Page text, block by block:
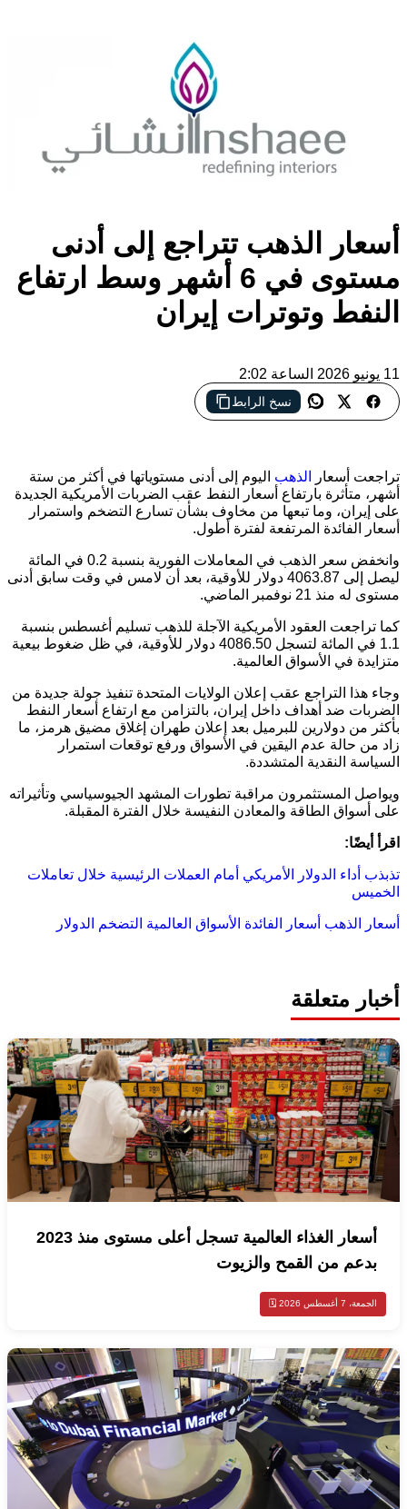
أسعار الذهب تتراجع إلى أدنى
مستوى في 6 أشهر وسط ارتفاع
النفط وتوترات إيران
11 يونيو 2026 الساعة 2:02
نسخ الرابط
الذهب يتراجع إلى أدنى مستوياته في أكثر من ستة أشهر مع ضغوط
تراجعت أسعار الذهب اليوم إلى أدنى مستوياتها في أكثر من ستة
أشهر، متأثرة بارتفاع أسعار النفط عقب الضربات الأمريكية الجديدة
على إيران، وما تبعها من مخاوف بشأن تسارع التضخم واستمرار
أسعار الفائدة المرتفعة لفترة أطول.
وانخفض سعر الذهب في المعاملات الفورية بنسبة 0.2 في المائة
ليصل إلى 4063.87 دولار للأوقية، بعد أن لامس في وقت سابق أدنى
مستوى له منذ 21 نوفمبر الماضي.
كما تراجعت العقود الأمريكية الآجلة للذهب تسليم أغسطس بنسبة
1.1 في المائة لتسجل 4086.50 دولار للأوقية، في ظل ضغوط بيعية
متزايدة في الأسواق العالمية.
وجاء هذا التراجع عقب إعلان الولايات المتحدة تنفيذ جولة جديدة من
الضربات ضد أهداف داخل إيران، بالتزامن مع ارتفاع أسعار النفط
بأكثر من دولارين للبرميل بعد إعلان طهران إغلاق مضيق هرمز، ما
زاد من حالة عدم اليقين في الأسواق ورفع توقعات استمرار
السياسة النقدية المتشددة.
ويواصل المستثمرون مراقبة تطورات المشهد الجيوسياسي وتأثيراته
على أسواق الطاقة والمعادن النفيسة خلال الفترة المقبلة.
اقرأ أيضًا:
تذبذب أداء الدولار الأمريكي أمام العملات الرئيسية خلال تعاملات
الخميس
أسعار الذهب أسعار الفائدة الأسواق العالمية التضخم الدولار
أخبار متعلقة
أسعار الغذاء العالمية تسجل أعلى مستوى منذ 2023
بدعم من القمح والزيوت
الجمعة، 7 أغسطس 2026 🗓️